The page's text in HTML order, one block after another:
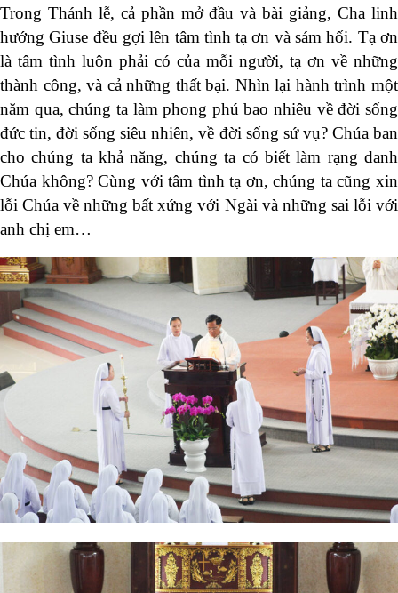
Trong Thánh lễ, cả phần mở đầu và bài giảng, Cha linh
hướng Giuse đều gợi lên tâm tình tạ ơn và sám hối. Tạ ơn
là tâm tình luôn phải có của mỗi người, tạ ơn về những
thành công, và cả những thất bại. Nhìn lại hành trình một
năm qua, chúng ta làm phong phú bao nhiêu về đời sống
đức tin, đời sống siêu nhiên, về đời sống sứ vụ? Chúa ban
cho chúng ta khả năng, chúng ta có biết làm rạng danh
Chúa không? Cùng với tâm tình tạ ơn, chúng ta cũng xin
lỗi Chúa về những bất xứng với Ngài và những sai lỗi với
anh chị em…